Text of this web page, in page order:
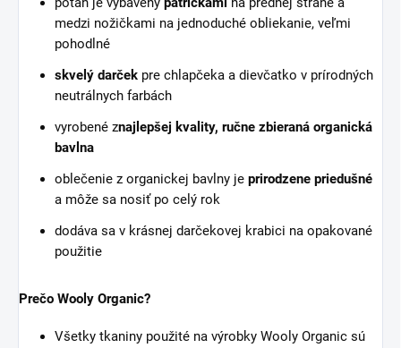
medzi nožičkami na jednoduché obliekanie, veľmi
pohodlné
skvelý darček pre chlapčeka a dievčatko v prírodných
neutrálnych farbách
vyrobené znajlepšej kvality, ručne zbieraná organická
bavlna
oblečenie z organickej bavlny je prirodzene priedušné
a môže sa nosiť po celý rok
dodáva sa v krásnej darčekovej krabici na opakované
použitie
Prečo Wooly Organic?
Všetky tkaniny použité na výrobky Wooly Organic sú